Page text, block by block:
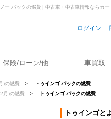
ログイン
保険/ローン/他 車買取
)の燃費 >
トゥインゴ パックの燃費
月)の燃費 > トゥインゴ パックの燃費
ノー パックの燃費 | 中古車・中古車情報ならカー
トゥインゴと